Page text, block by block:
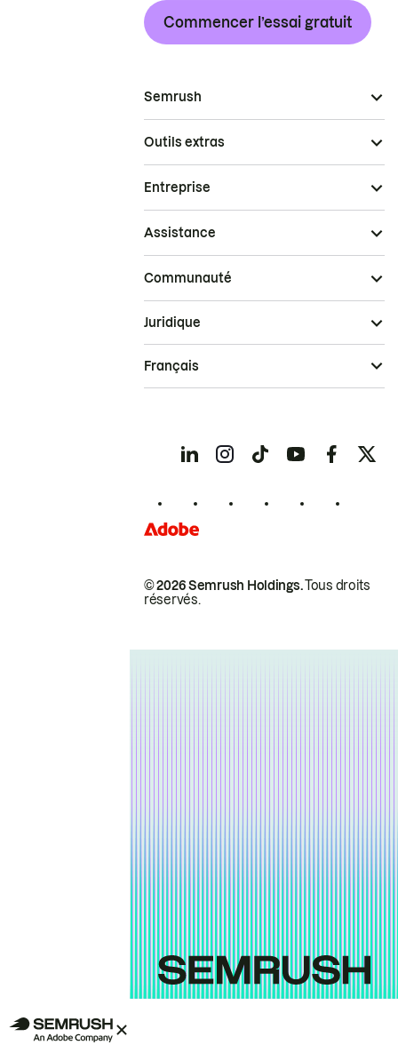
Commencer l’essai gratuit
Semrush
Outils extras
Entreprise
Assistance
Communauté
© 2026 Semrush Holdings.Tous droits
réservés.
Juridique
Français